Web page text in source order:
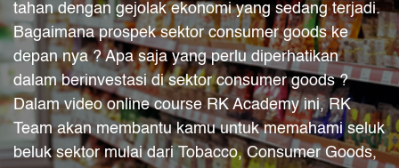
tahan dengan gejolak ekonomi yang sedang terjadi.
Bagaimana prospek sektor consumer goods ke
depan nya ? Apa saja yang perlu diperhatikan
dalam berinvestasi di sektor consumer goods ?
Dalam video online course RK Academy ini, RK
Team akan membantu kamu untuk memahami seluk
beluk sektor mulai dari Tobacco, Consumer Goods,